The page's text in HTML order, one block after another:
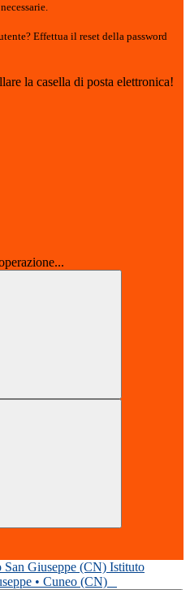
Effettua il reset della password
la casella di posta elettronica!
Istituto
• Cuneo (CN)